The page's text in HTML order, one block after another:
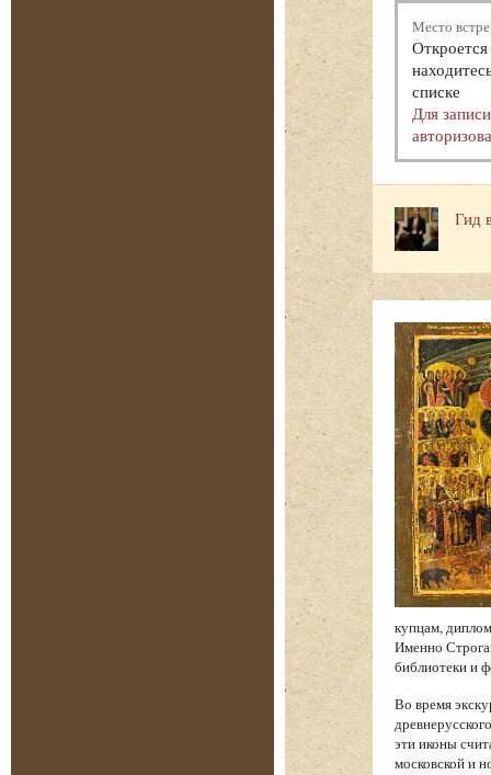
Место
списке
Для
Гид
купцам,
Именно
библиотеки и
Во время
эти иконы
московской и